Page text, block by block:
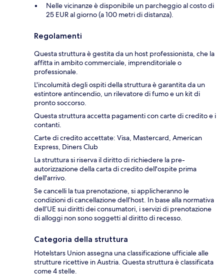
Nelle vicinanze è disponibile un parcheggio al costo di
25 EUR al giorno (a 100 metri di distanza).
Regolamenti
Questa struttura è gestita da un host professionista, che la
affitta in ambito commerciale, imprenditoriale o
professionale.
L'incolumità degli ospiti della struttura è garantita da un
estintore antincendio, un rilevatore di fumo e un kit di
pronto soccorso.
Questa struttura accetta pagamenti con carte di credito e i
contanti.
Carte di credito accettate: Visa, Mastercard, American
Express, Diners Club
La struttura si riserva il diritto di richiedere la pre-
autorizzazione della carta di credito dell'ospite prima
dell'arrivo.
Se cancelli la tua prenotazione, si applicheranno le
condizioni di cancellazione dell’host. In base alla normativa
dell’UE sui diritti dei consumatori, i servizi di prenotazione
di alloggi non sono soggetti al diritto di recesso.
Categoria della struttura
Hotelstars Union assegna una classificazione ufficiale alle
strutture ricettive in Austria. Questa struttura è classificata
come 4 stelle.